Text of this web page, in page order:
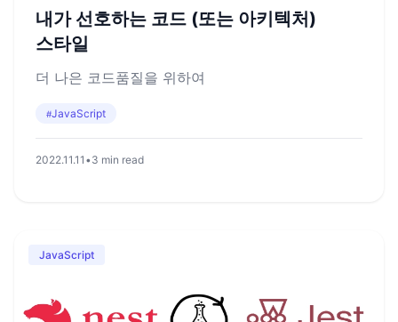
내가 선호하는 코드 (또는 아키텍처)
스타일
더 나은 코드품질을 위하여
#JavaScript
2022.11.11 •3 min read
JavaScript